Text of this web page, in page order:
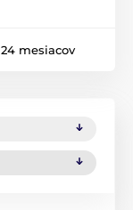
24 mesiacov